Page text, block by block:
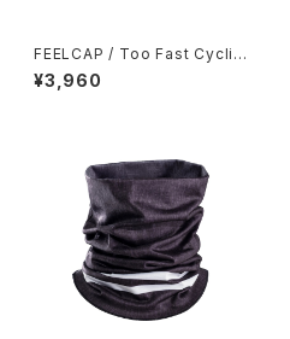
FEELCAP / Too Fast Cyclin
g Cap / White
¥3,960